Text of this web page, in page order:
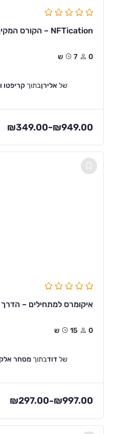
NFTication – הקורס המקיף ליצירת קולקצית NFT
0 7ש
של אלירןבתוך קריפטו
₪349.00–₪949.00
איקומרס למתחילים – הדרך
0 15ש
שלדודבתוך מסחר
₪297.00–₪997.00